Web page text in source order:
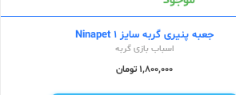
جعبه پنیری گربه سایز 1 Ninapet
اسباب بازی گربه
1,800,000 تومان